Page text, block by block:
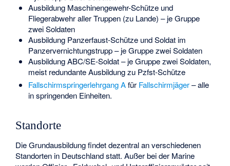
Ausbildung Maschinengewehr-Schütze und
Fliegerabwehr aller Truppen (zu Lande) – je Gruppe
zwei Soldaten
Ausbildung Panzerfaust-Schütze und Soldat im
Panzervernichtungstrupp – je Gruppe zwei Soldaten
Ausbildung ABC/SE-Soldat – je Gruppe zwei Soldaten,
meist redundante Ausbildung zu Pzfst-Schütze
Fallschirmspringerlehrgang Afür Fallschirmjäger– alle
in springenden Einheiten.
Standorte
Die Grundausbildung findet dezentral an verschiedenen
Standorten in Deutschland statt. Außer bei der Marine